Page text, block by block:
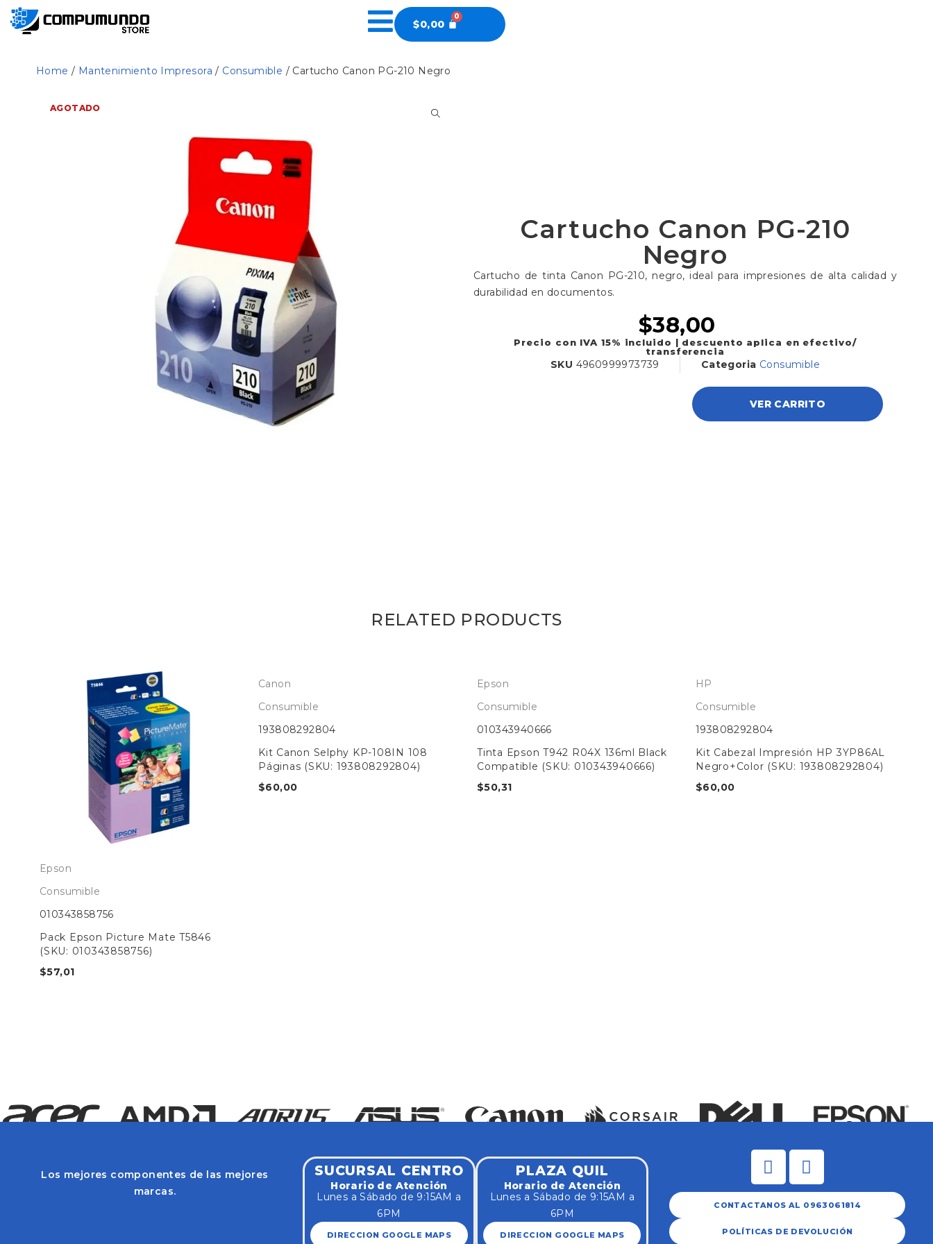
$0,00
Home / Mantenimiento Impresora / Consumible / Cartucho Canon PG-210 Negro
AGOTADO
Cartucho Canon PG-210
Negro
Cartucho de tinta Canon PG-210, negro, ideal para impresiones de alta calidad y
durabilidad en documentos.
$38,00
Precio con IVA 15% incluido | descuento aplica en efectivo/
transferencia
SKU 4960999973739 Categoria Consumible
VER CARRITO
RELATED PRODUCTS
Epson
Consumible
010343858756
Pack Epson Picture Mate T5846
(SKU: 010343858756)
$57,01
Canon
Consumible
193808292804
Kit Canon Selphy KP-108IN 108
Páginas (SKU: 193808292804)
$60,00
Epson
Consumible
010343940666
Tinta Epson T942 R04X 136ml Black
Compatible (SKU: 010343940666)
$50,31
HP
Consumible
193808292804
Kit Cabezal Impresión HP 3YP86AL
Negro+Color (SKU: 193808292804)
$60,00
Los mejores componentes de las mejores
marcas.
SUCURSAL CENTRO
Horario de Atención
Lunes a Sábado de 9:15AM a
6PM
DIRECCION GOOGLE MAPS
PLAZA QUIL
Horario de Atención
Lunes a Sábado de 9:15AM a
6PM
DIRECCION GOOGLE MAPS
CONTACTANOS AL 0963061814
POLÍTICAS DE DEVOLUCIÓN